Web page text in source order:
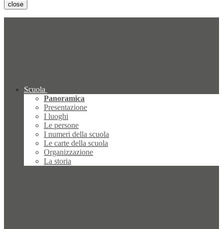
close
Scuola
Panoramica
Presentazione
I luoghi
Le persone
I numeri della scuola
Le carte della scuola
Organizzazione
La storia